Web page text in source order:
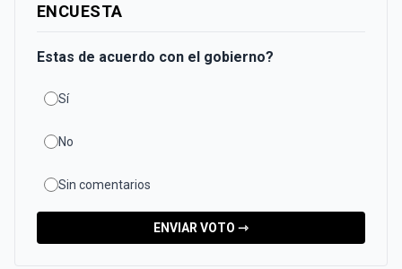
ENCUESTA
Estas de acuerdo con el gobierno?
Sí
No
Sin comentarios
ENVIAR VOTO ⇾